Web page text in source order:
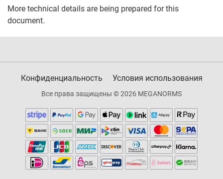
More technical details are being prepared for this
document.
Конфиденциальность Условия использования
Все права защищены © 2026 MEGANORMS